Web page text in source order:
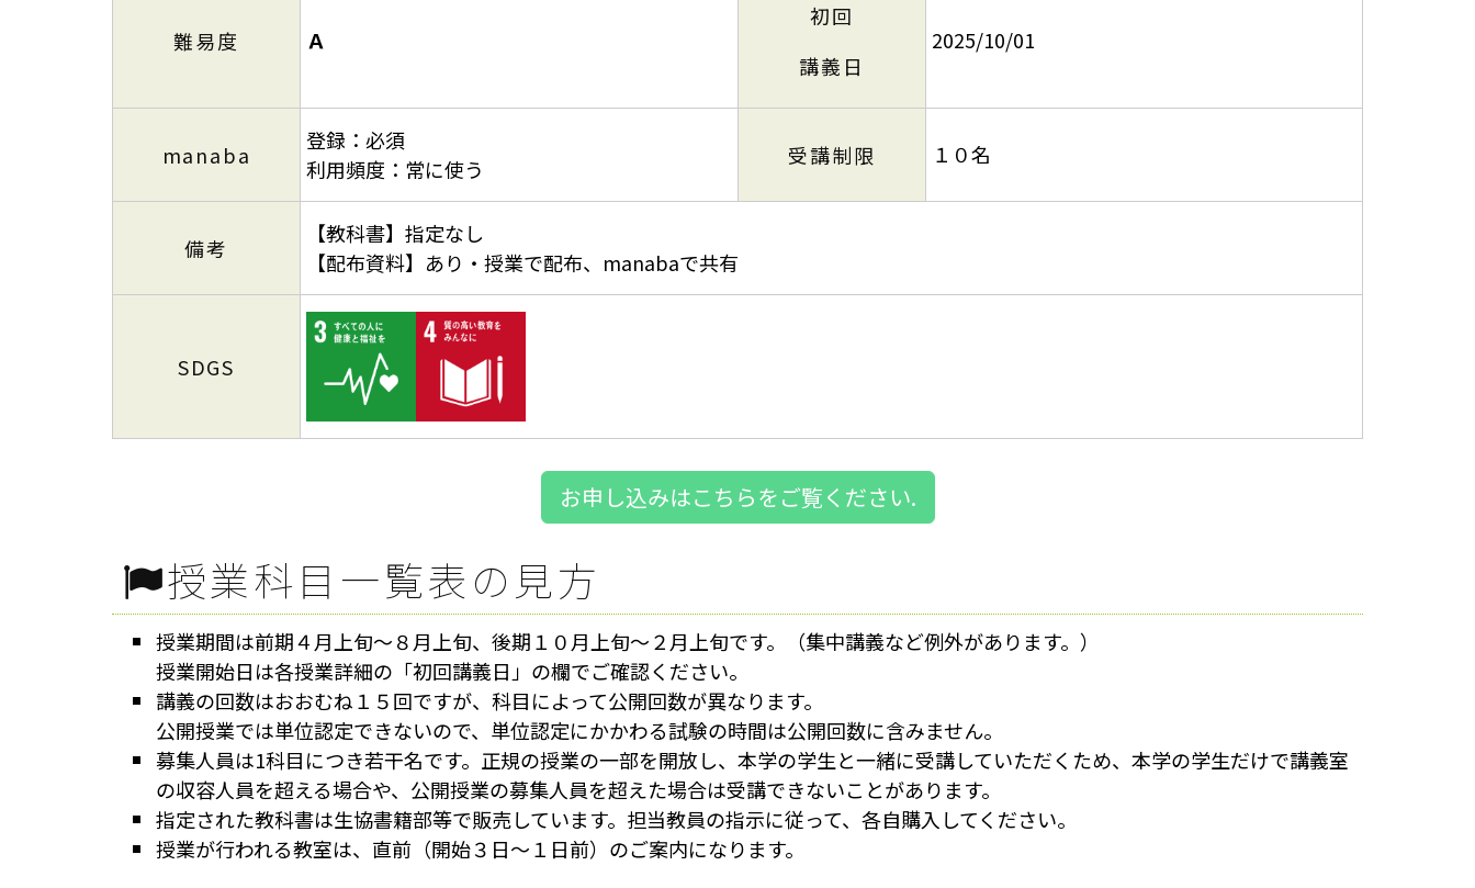
難易度 Ａ
初回
講義日
2025/10/01
manaba
登録：必須
利用頻度：常に使う
受講制限 １０名
備考
【教科書】指定なし
【配布資料】あり・授業で配布、manabaで共有
SDGS
お申し込みはこちらをご覧ください.
授業科目一覧表の見方
授業期間は前期４月上旬～８月上旬、後期１０月上旬～２月上旬です。（集中講義など例外があります。）
授業開始日は各授業詳細の「初回講義日」の欄でご確認ください。
講義の回数はおおむね１５回ですが、科目によって公開回数が異なります。
公開授業では単位認定できないので、単位認定にかかわる試験の時間は公開回数に含みません。
募集人員は1科目につき若干名です。正規の授業の一部を開放し、本学の学生と一緒に受講していただくため、本学の学生だけで講義室
の収容人員を超える場合や、公開授業の募集人員を超えた場合は受講できないことがあります。
指定された教科書は生協書籍部等で販売しています。担当教員の指示に従って、各自購入してください。
授業が行われる教室は、直前（開始３日～１日前）のご案内になります。